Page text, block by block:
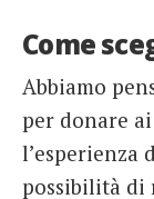
Come
Abbiamo
per donare
l’esperienza
possibilità di